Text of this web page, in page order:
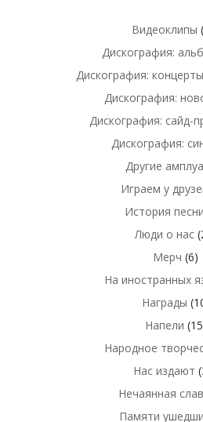
Видеоклипы
Дискография:
Дискография:
Дискография:
Дискография: сайд-
Дискография:
Другие амплуа
Играем у
История песни
Люди о нас
Мерч (6)
На иностранных
Награды
Напели
Народное
Нас издают
Нечаянная
Памяти